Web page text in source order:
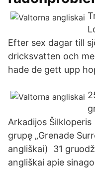
Efter sex dagar till
dricksvatten och
hade de gett upp
Arkadijos
grupę „Grenade
angliškai) 31
angliškai apie